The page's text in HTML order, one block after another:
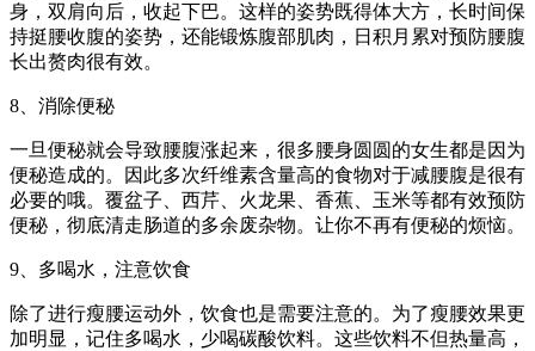
身，双肩向后，收起下巴。这样的姿势既得体大方，长时间保
持挺腰收腹的姿势，还能锻炼腹部肌肉，日积月累对预防腰腹
长出赘肉很有效。
8、消除便秘
一旦便秘就会导致腰腹涨起来，很多腰身圆圆的女生都是因为
便秘造成的。因此多次纤维素含量高的食物对于减腰腹是很有
必要的哦。覆盆子、西芹、火龙果、香蕉、玉米等都有效预防
便秘，彻底清走肠道的多余废杂物。让你不再有便秘的烦恼。
9、多喝水，注意饮食
除了进行瘦腰运动外，饮食也是需要注意的。为了瘦腰效果更
加明显，记住多喝水，少喝碳酸饮料。这些饮料不但热量高，